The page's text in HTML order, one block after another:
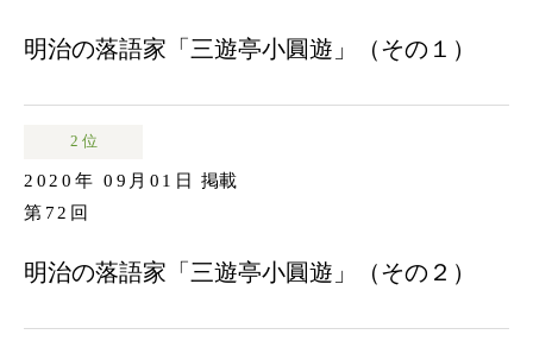
明治の落語家「三遊亭小圓遊」（その１）
2 位
2020年 09月01日
掲載
第72回
明治の落語家「三遊亭小圓遊」（その２）